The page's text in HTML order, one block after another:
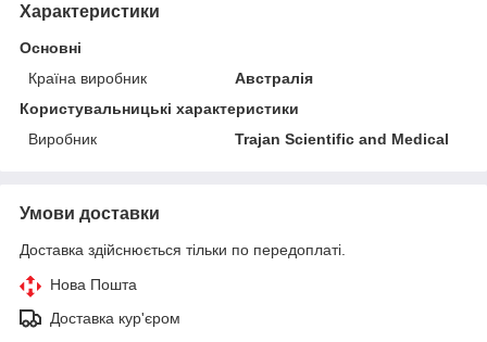
Характеристики
Основні
Країна виробник
Австралія
Користувальницькі характеристики
Виробник
Trajan Scientific and Medical
Умови доставки
Доставка здійснюється тільки по передоплаті.
Нова Пошта
Доставка кур'єром